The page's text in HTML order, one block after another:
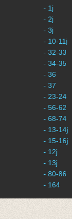
- 1j
- 2j
- 3j
- 10-11j
- 32-33
- 34-35
- 36
- 37
- 23-24
- 56-62
- 68-74
- 13-14j
- 15-16j
- 12j
- 13j
- 80-86
- 164